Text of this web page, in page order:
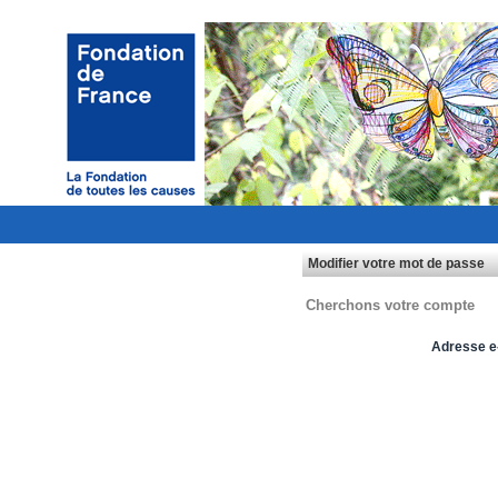
Modifier votre mot de passe
Cherchons votre compte
Adresse